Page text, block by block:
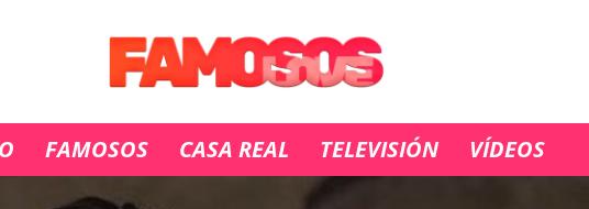
FAMOSOS CASA REAL TELEVISIÓN VÍDEOS